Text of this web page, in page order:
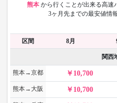
熊本 から行くことが出来る高速
3ヶ月先までの最安値情
区間 8月
関西
熊本→京都 10,700
熊本→大阪 10,700